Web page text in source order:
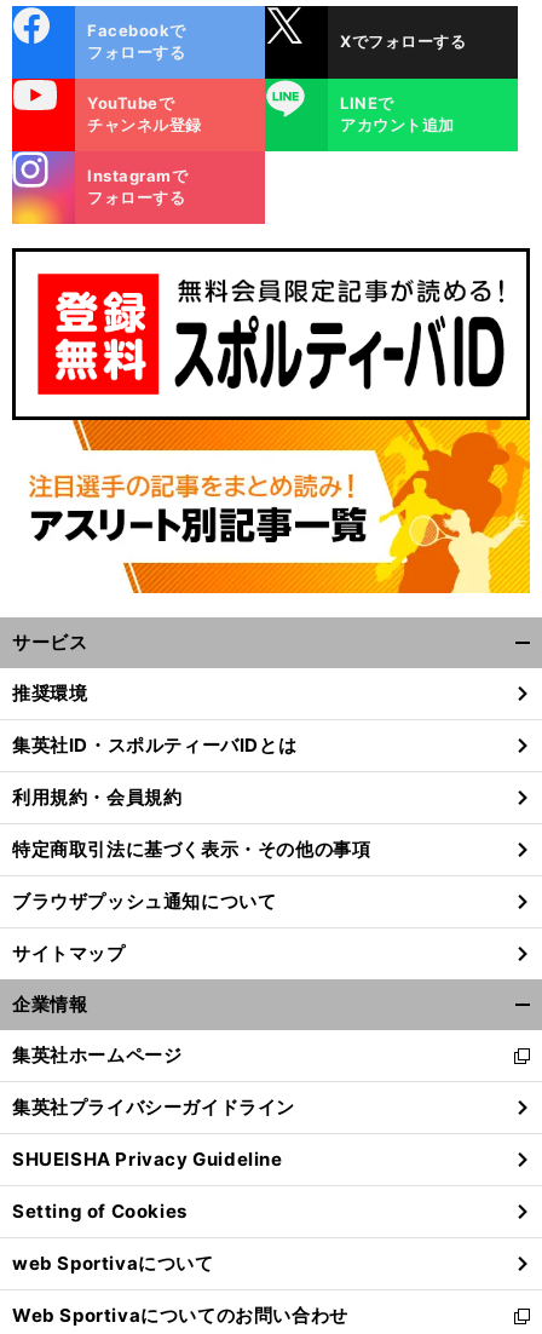
ok
Facebookで
フォローする
Xでフォローする
YouTubeで
チャンネル登録
LINE
LINEで
アカウント追加
m
Instagramで
フォローする
サービス
閉
る
推奨環境
集英社ID・スポルティーバIDとは
利用規約・会員規約
特定商取引法に基づく表示・その他の事項
ブラウザプッシュ通知について
サイトマップ
企業情報
閉
る
集英社ホームページ
新
し
い
ウ
ィ
ン
ド
ウ
で
開
く
集英社プライバシーガイドライン
SHUEISHA Privacy Guideline
Setting of Cookies
web Sportivaについて
Web Sportivaについてのお問い合わせ
新